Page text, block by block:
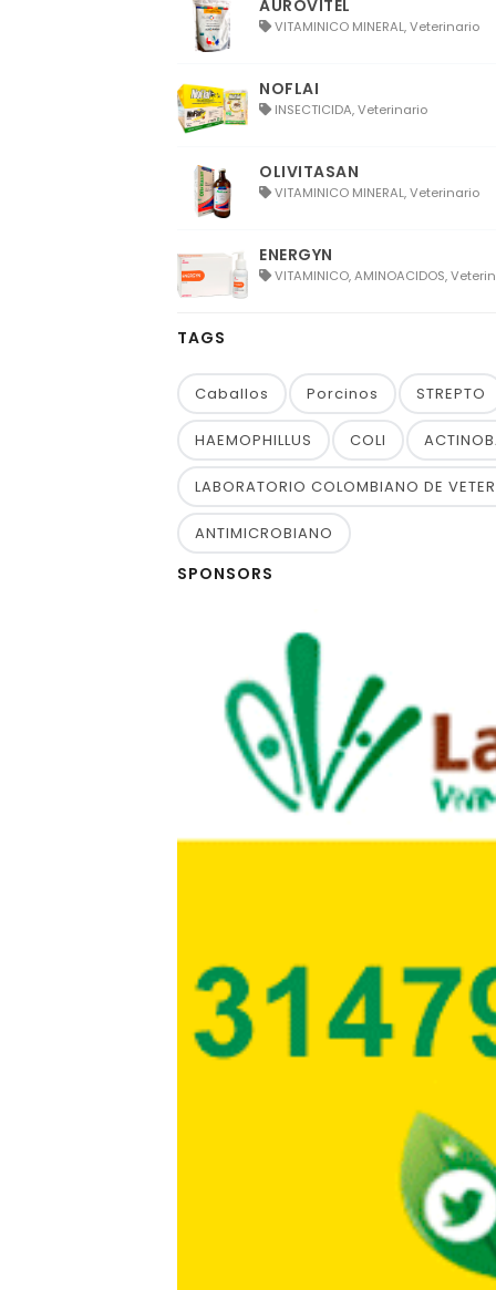
AUROVITEL
VITAMINICO MINERAL, Veterinario
NOFLAI
INSECTICIDA, Veterinario
OLIVITASAN
VITAMINICO MINERAL, Veterinario
ENERGYN
VITAMINICO, AMINOACIDOS,
TAGS
Caballos Porcinos STREPTO
HAEMOPHILLUS COLI
LABORATORIO COLOMBIANO DE
ANTIMICROBIANO
SPONSORS